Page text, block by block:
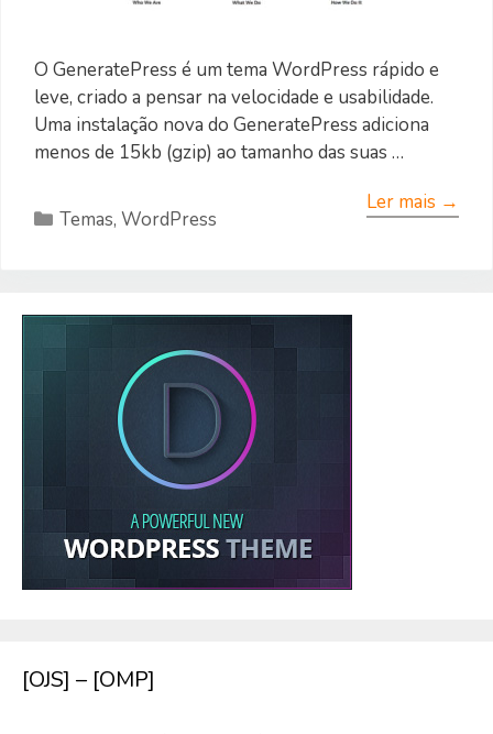
O GeneratePress é um tema WordPress rápido e
leve, criado a pensar na velocidade e usabilidade.
Uma instalação nova do GeneratePress adiciona
menos de 15kb (gzip) ao tamanho das suas …
Ler mais →
Categorias
Temas,WordPress
[OJS] – [OMP]